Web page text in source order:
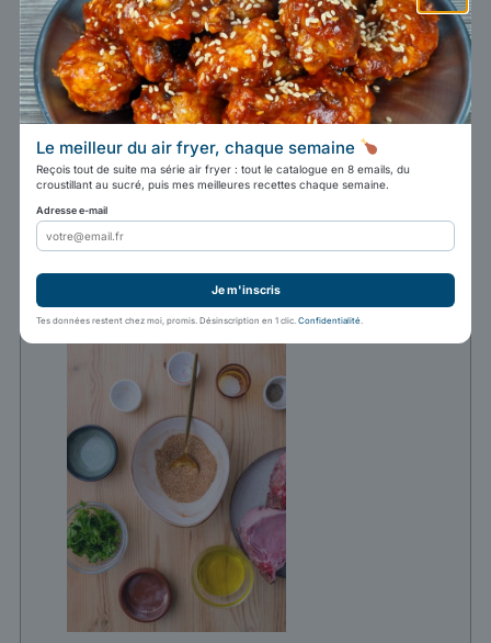
1 cuillère à soupe de paprika,
1.5 cuillères à café de sel,
1.5 cuillères à café de poivre noir,
1 cuillère à café de graines de
moutarde en poudre,
0.5 cuillère à café d’oignon en poudre,
0.25 cuillère à café d’ail en poudre
Le meilleur du air fryer, chaque semaine
Reçois tout de suite ma série air fryer : tout le catalogue en 8 emails, du
croustillant au sucré, puis mes meilleures recettes chaque semaine.
Adresse e-mail
Je m'inscris
Tes données restent chez moi, promis. Désinscription en 1 clic. Confidentialité.